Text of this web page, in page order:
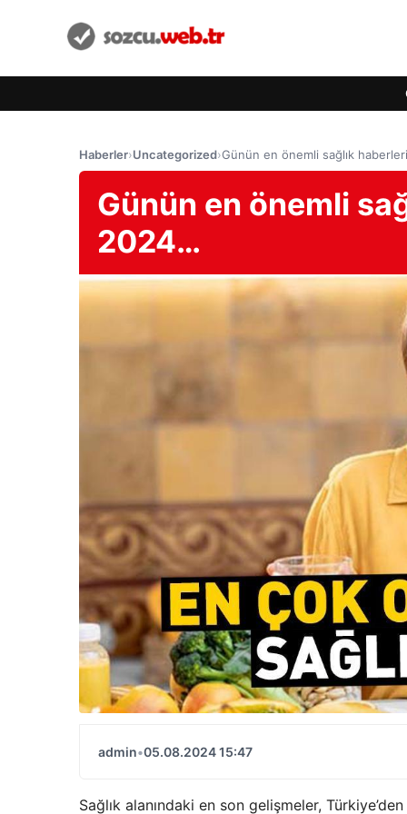
Haberler›Uncategorized›Günün en önemli sağlık
Günün en önemli
2024…
admin•05.08.2024 15:47
Sağlık alanındaki en son gelişmeler,